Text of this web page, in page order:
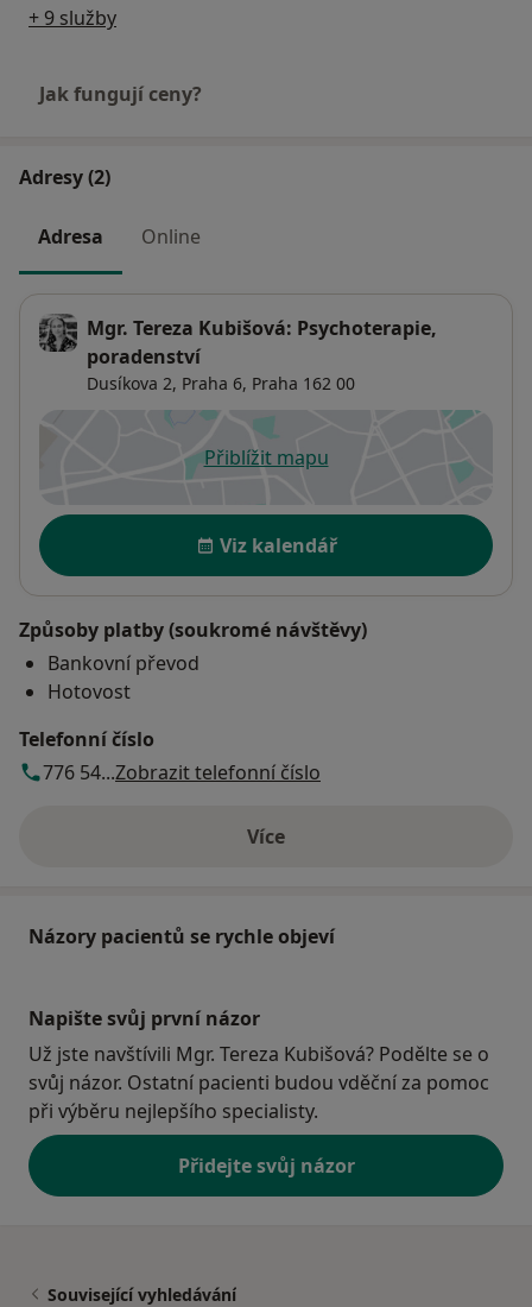
+ 9 služby
Jak fungují ceny?
Adresy (2)
Adresa Online
Mgr. Tereza Kubišová: Psychoterapie,
poradenství
Dusíkova 2, Praha 6, Praha 162 00
Přiblížit mapuse otevře v nové záložce
Dostupnost
Viz kalendář
Způsoby platby (soukromé návštěvy)
Bankovní převod
Hotovost
Telefonní číslo
776 54...Zobrazit telefonní číslo
Víceo adrese
Názory pacientů se rychle objeví
Napište svůj první názor
Už jste navštívili Mgr. Tereza Kubišová? Podělte se o
svůj názor. Ostatní pacienti budou vděční za pomoc
při výběru nejlepšího specialisty.
Přidejte svůj názor
Související vyhledávání